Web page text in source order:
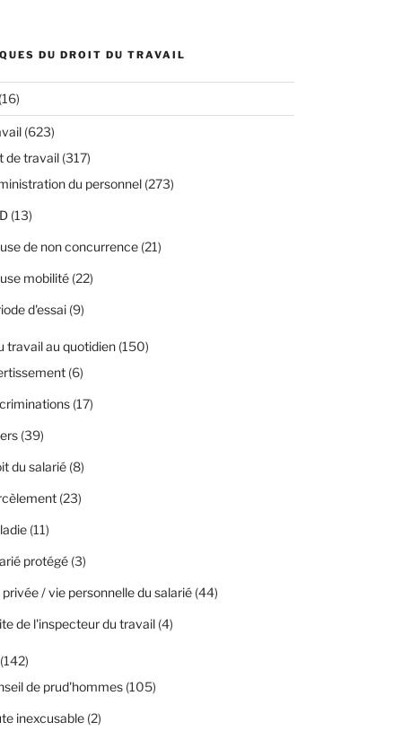
DU DROIT DU TRAVAIL
(623)
de travail(317)
du personnel(273)
(13)
de non concurrence(21)
mobilité(22)
d'essai(9)
travail au quotidien(150)
(6)
(17)
(39)
du salarié(8)
(23)
(11)
protégé(3)
/ vie personnelle du salarié(44)
de l'inspecteur du travail(4)
de prud'hommes(105)
inexcusable(2)